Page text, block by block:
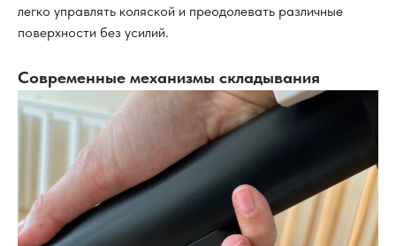
легко управлять коляской и преодолевать различные
поверхности без усилий.
Современные механизмы складывания